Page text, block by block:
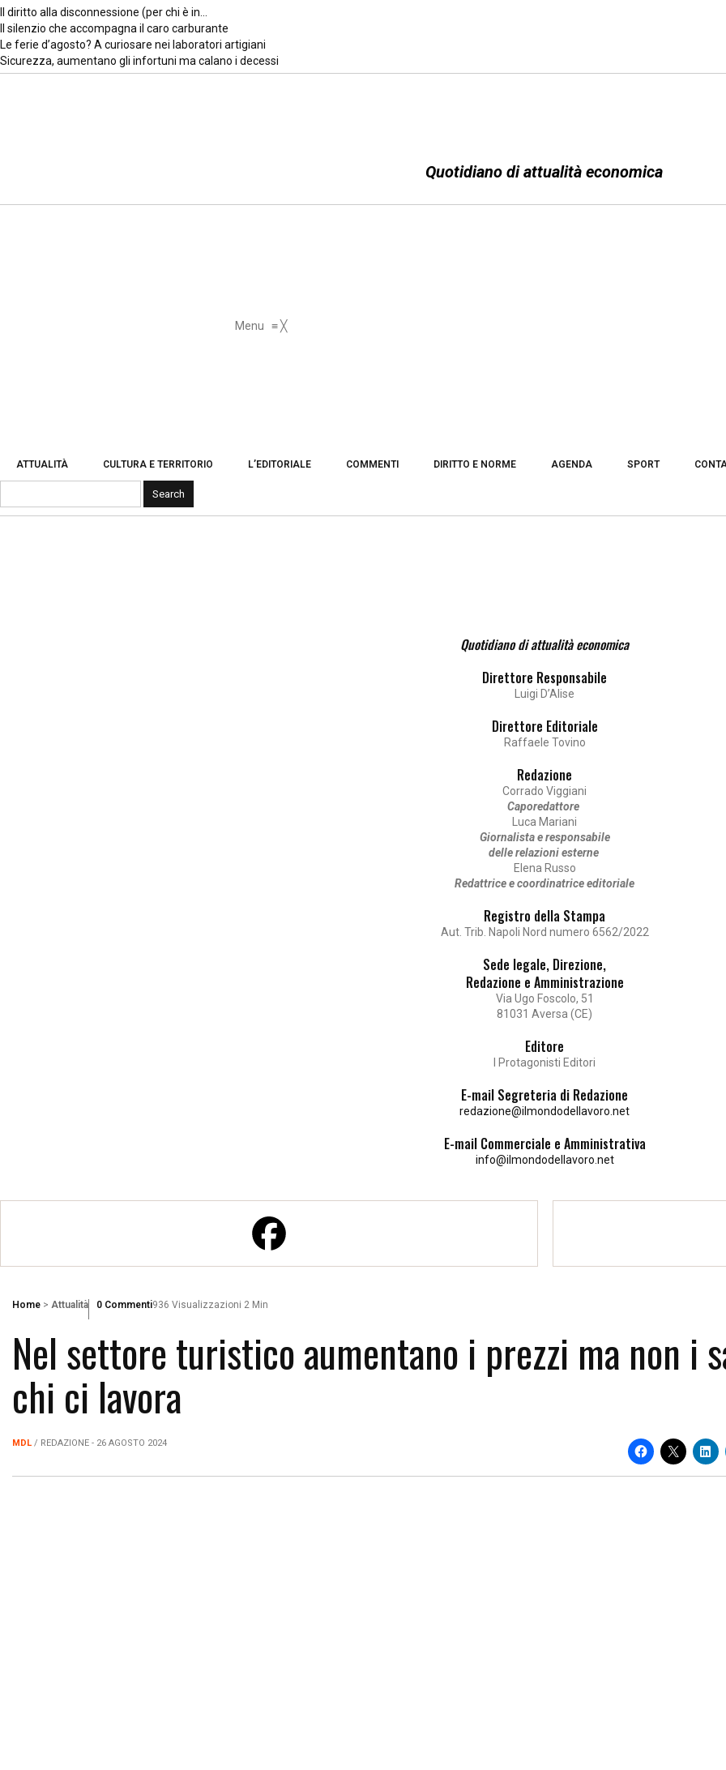
Il diritto alla disconnessione (per chi è in…
Il silenzio che accompagna il caro carburante
Le ferie d’agosto? A curiosare nei laboratori artigiani
Sicurezza, aumentano gli infortuni ma calano i decessi
Quotidiano di attualità economica
Menu ≡╳
ATTUALITÀ CULTURA E TERRITORIO L’EDITORIALE COMMENTI DIRITTO E NORME AGENDA SPORT
Quotidiano di attualità economica
Direttore Responsabile
Luigi D’Alise
Direttore Editoriale
Raffaele Tovino
Redazione
Corrado Viggiani
Caporedattore
Luca Mariani
Giornalista e responsabile
delle relazioni esterne
Elena Russo
Redattrice e coordinatrice editoriale
Registro della Stampa
Aut. Trib. Napoli Nord numero 6562/2022
Sede legale, Direzione,
Redazione e Amministrazione
Via Ugo Foscolo, 51
81031 Aversa (CE)
Editore
I Protagonisti Editori
E-mail Segreteria di Redazione
redazione@ilmondodellavoro.net
E-mail Commerciale e Amministrativa
info@ilmondodellavoro.net
Home > Attualità 936 Visualizzazioni 2 Min
0 Commenti
Nel settore turistico aumentano i prezzi ma non i
chi ci lavora
MDL / REDAZIONE - 26 AGOSTO 2024